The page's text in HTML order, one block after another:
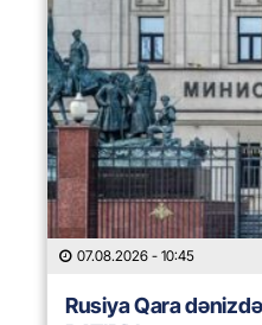
07.08.2026 - 10:45
Rusiya Qara